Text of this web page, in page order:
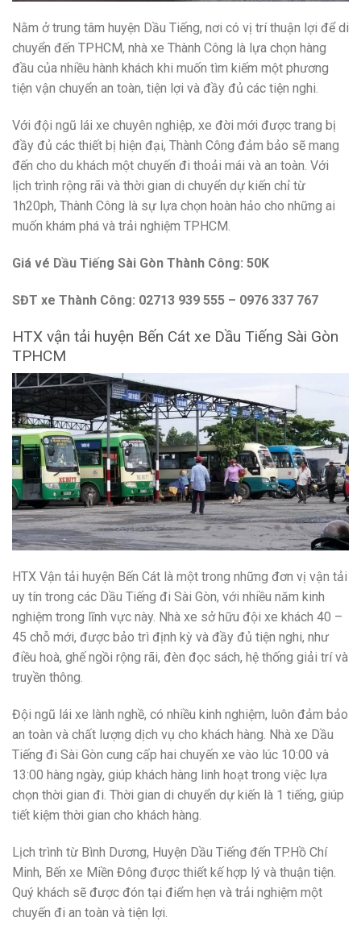
Nằm ở trung tâm huyện Dầu Tiếng, nơi có vị trí thuận lợi để di
chuyển đến TPHCM, nhà xe Thành Công là lựa chọn hàng
đầu của nhiều hành khách khi muốn tìm kiếm một phương
tiện vận chuyển an toàn, tiện lợi và đầy đủ các tiện nghi.
Với đội ngũ lái xe chuyên nghiệp, xe đời mới được trang bị
đầy đủ các thiết bị hiện đại, Thành Công đảm bảo sẽ mang
đến cho du khách một chuyến đi thoải mái và an toàn. Với
lịch trình rộng rãi và thời gian di chuyển dự kiến chỉ từ
1h20ph, Thành Công là sự lựa chọn hoàn hảo cho những ai
muốn khám phá và trải nghiệm TPHCM.
Giá vé Dầu Tiếng Sài Gòn Thành Công: 50K
SĐT xe Thành Công: 02713 939 555 – 0976 337 767
HTX vận tải huyện Bến Cát xe Dầu Tiếng Sài Gòn
TPHCM
HTX Vận tải huyện Bến Cát là một trong những đơn vị vận tải
uy tín trong các Dầu Tiếng đi Sài Gòn, với nhiều năm kinh
nghiệm trong lĩnh vực này. Nhà xe sở hữu đội xe khách 40 –
45 chỗ mới, được bảo trì định kỳ và đầy đủ tiện nghi, như
điều hoà, ghế ngồi rộng rãi, đèn đọc sách, hệ thống giải trí và
truyền thông.
Đội ngũ lái xe lành nghề, có nhiều kinh nghiệm, luôn đảm bảo
an toàn và chất lượng dịch vụ cho khách hàng. Nhà xe Dầu
Tiếng đi Sài Gòn cung cấp hai chuyến xe vào lúc 10:00 và
13:00 hàng ngày, giúp khách hàng linh hoạt trong việc lựa
chọn thời gian đi. Thời gian di chuyển dự kiến là 1 tiếng, giúp
tiết kiệm thời gian cho khách hàng.
Lịch trình từ Bình Dương, Huyện Dầu Tiếng đến TP.Hồ Chí
Minh, Bến xe Miền Đông được thiết kế hợp lý và thuận tiện.
Quý khách sẽ được đón tại điểm hẹn và trải nghiệm một
chuyến đi an toàn và tiện lợi.